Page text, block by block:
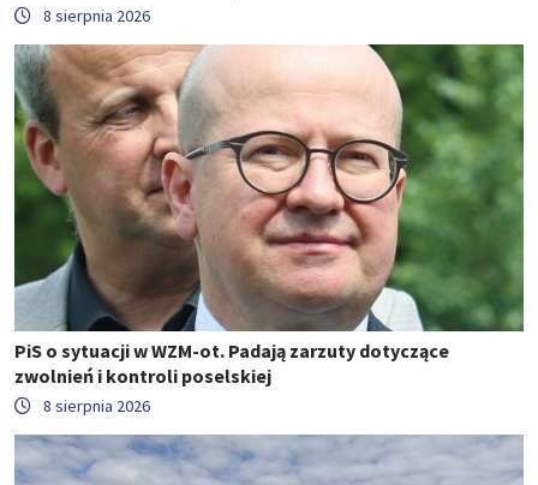
8 sierpnia 2026
PiS o sytuacji w WZM-ot. Padają zarzuty dotyczące
zwolnień i kontroli poselskiej
8 sierpnia 2026